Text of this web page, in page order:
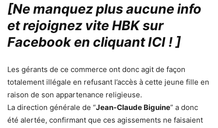
[Ne manquez plus aucune info
et rejoignez vite HBK sur
Facebook en cliquant ICI !]
Les gérants de ce commerce ont donc agit de façon
totalement illégale en refusant l’accès à cette jeune fille en
raison de son appartenance religieuse.
La direction générale de “Jean-Claude Biguine” a donc
été alertée, confirmant que ces agissements ne faisaient